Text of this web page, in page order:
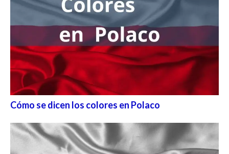
Cómo se dicen los colores en Polaco